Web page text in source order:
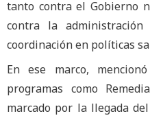
tanto contra el Gobierno
contra la
coordinación en políticas
En ese marco,
programas como
marcado por la llegada